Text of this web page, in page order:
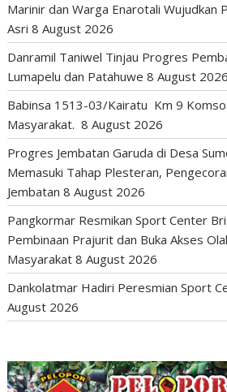
Marinir dan Warga Enarotali Wujudkan
Asri 8 August 2026
Danramil Taniwel Tinjau Progres
Lumapelu dan Patahuwe 8 August 2026
Babinsa 1513-03/Kairatu Km 9
Masyarakat. 8 August 2026
Progres Jembatan Garuda di Desa
Memasuki Tahap Plesteran,
Jembatan 8 August 2026
Pangkormar Resmikan Sport Center
Pembinaan Prajurit dan Buka Akses
Masyarakat 8 August 2026
Dankolatmar Hadiri Peresmian Sport
August 2026